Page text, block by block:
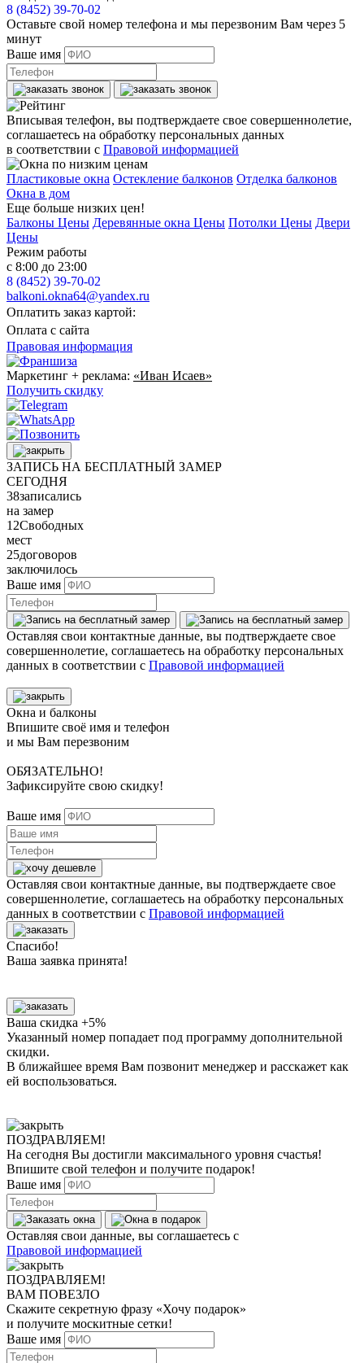
8 (8452) 39-70-02
Оставьте свой номер телефона и мы перезвоним Вам через 5
минут
Ваше имя
Вписывая телефон, вы подтверждаете свое совершеннолетие,
соглашаетесь на обработку персональных данных
в соответствии с Правовой информацией
Пластиковые окна Остекление балконов Отделка балконов
Окна в дом
Еще больше низких цен!
Балконы Цены Деревянные окна Цены Потолки Цены Двери
Цены
Режим работы
с 8:00 до 23:00
8 (8452) 39-70-02
balkoni.okna64@yandex.ru
Оплатить заказ картой:
Оплата с сайта
Правовая информация
Маркетинг + реклама: «Иван Исаев»
Получить скидку
ЗАПИСЬ НА БЕСПЛАТНЫЙ ЗАМЕР
СЕГОДНЯ
38записались
на замер
12Свободных
мест
25договоров
заключилось
Ваше имя
Оставляя свои контактные данные, вы подтверждаете свое
совершеннолетие, соглашаетесь на обработку персональных
данных в соответствии с Правовой информацией
Окна и балконы
Впишите своё имя и телефон
и мы Вам перезвоним
ОБЯЗАТЕЛЬНО!
Зафиксируйте свою скидку!
Ваше имя
Оставляя свои контактные данные, вы подтверждаете свое
совершеннолетие, соглашаетесь на обработку персональных
данных в соответствии с Правовой информацией
Спасибо!
Ваша заявка принята!
Ваша скидка +5%
Указанный номер попадает под программу дополнительной
скидки.
В ближайшее время Вам позвонит менеджер и расскажет как
ей воспользоваться.
ПОЗДРАВЛЯЕМ!
На сегодня Вы достигли максимального уровня счастья!
Впишите свой телефон и получите подарок!
Ваше имя
Оставляя свои данные, вы соглашаетесь с
Правовой информацией
ПОЗДРАВЛЯЕМ!
ВАМ ПОВЕЗЛО
Скажите секретную фразу «Хочу подарок»
и получите москитные сетки!
Ваше имя